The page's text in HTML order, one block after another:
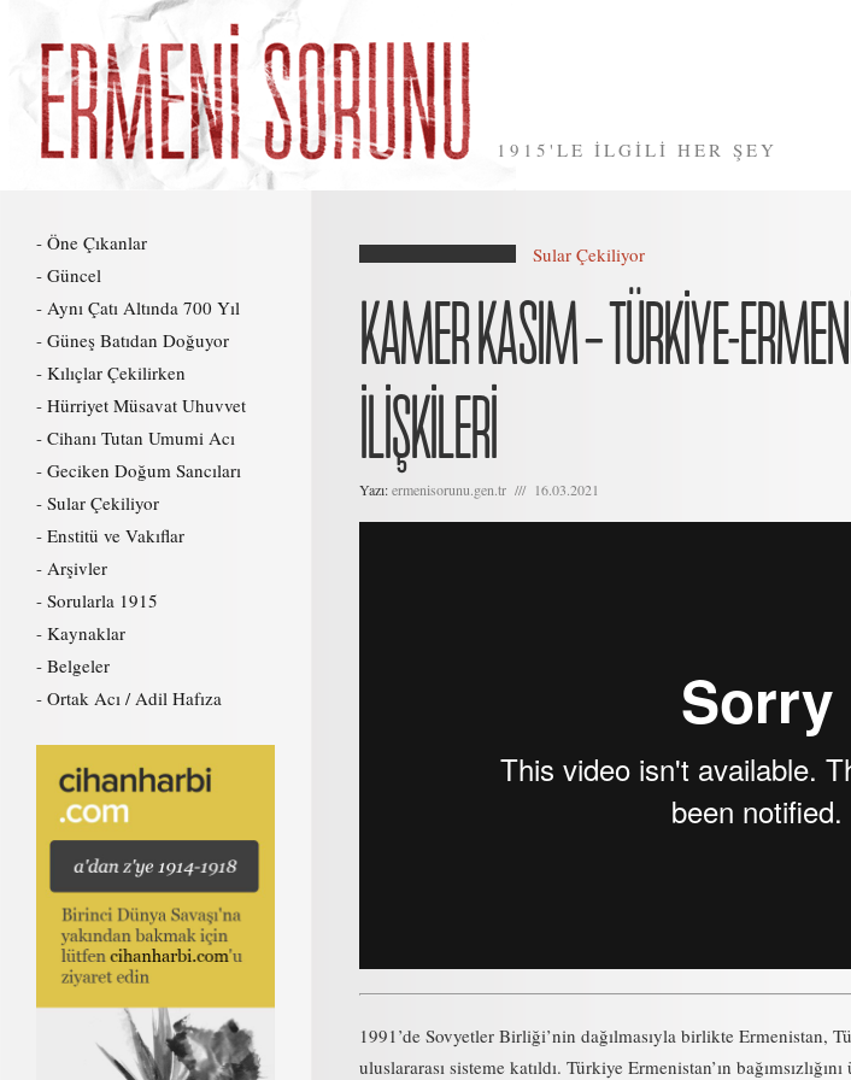
1915'LE İLGİLİ HER ŞEY
Öne Çıkanlar
Güncel
Aynı Çatı Altında 700 Yıl
Güneş Batıdan Doğuyor
Kılıçlar Çekilirken
Hürriyet Müsavat Uhuvvet
Cihanı Tutan Umumi Acı
Geciken Doğum Sancıları
Sular Çekiliyor
Enstitü ve Vakıflar
Arşivler
Sorularla 1915
Kaynaklar
Belgeler
Ortak Acı / Adil Hafıza
Sular Çekiliyor
KAMER KASIM – TÜRKIYE-
İLIŞKILERI
Yazı:ermenisorunu.gen.tr /// 16.03.2021
1991’de Sovyetler Birliği’nin dağılmasıyla birlikte Ermenistan,
uluslararası sisteme katıldı. Türkiye Ermenistan’ın